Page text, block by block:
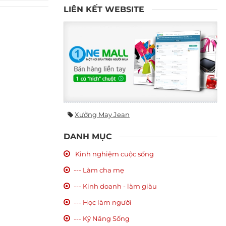
LIÊN KẾT WEBSITE
Xưởng May Jean
DANH MỤC
Kinh nghiệm cuộc sống
--- Làm cha mẹ
--- Kinh doanh - làm giàu
--- Học làm người
--- Kỹ Năng Sống